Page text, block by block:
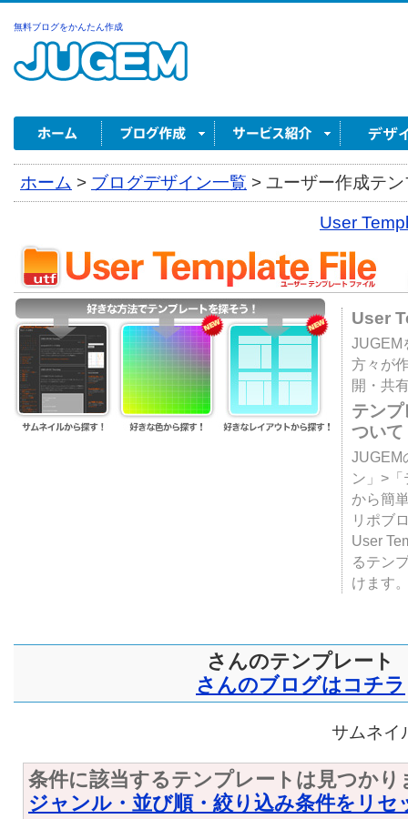
無料ブログをかんたん作成
ホーム > ブログデザイン一覧 > ユーザー作成テ
User
User
JUGEM
方々が
開・共
テン
ついて
JUGEM
ン」>
から簡
リポブ
User
るテン
けます
さんのテンプレート
さんのブログはコチラ
サムネイ
条件に該当するテンプレートは見つかり
ジャンル・並び順・絞り込み条件をリセ